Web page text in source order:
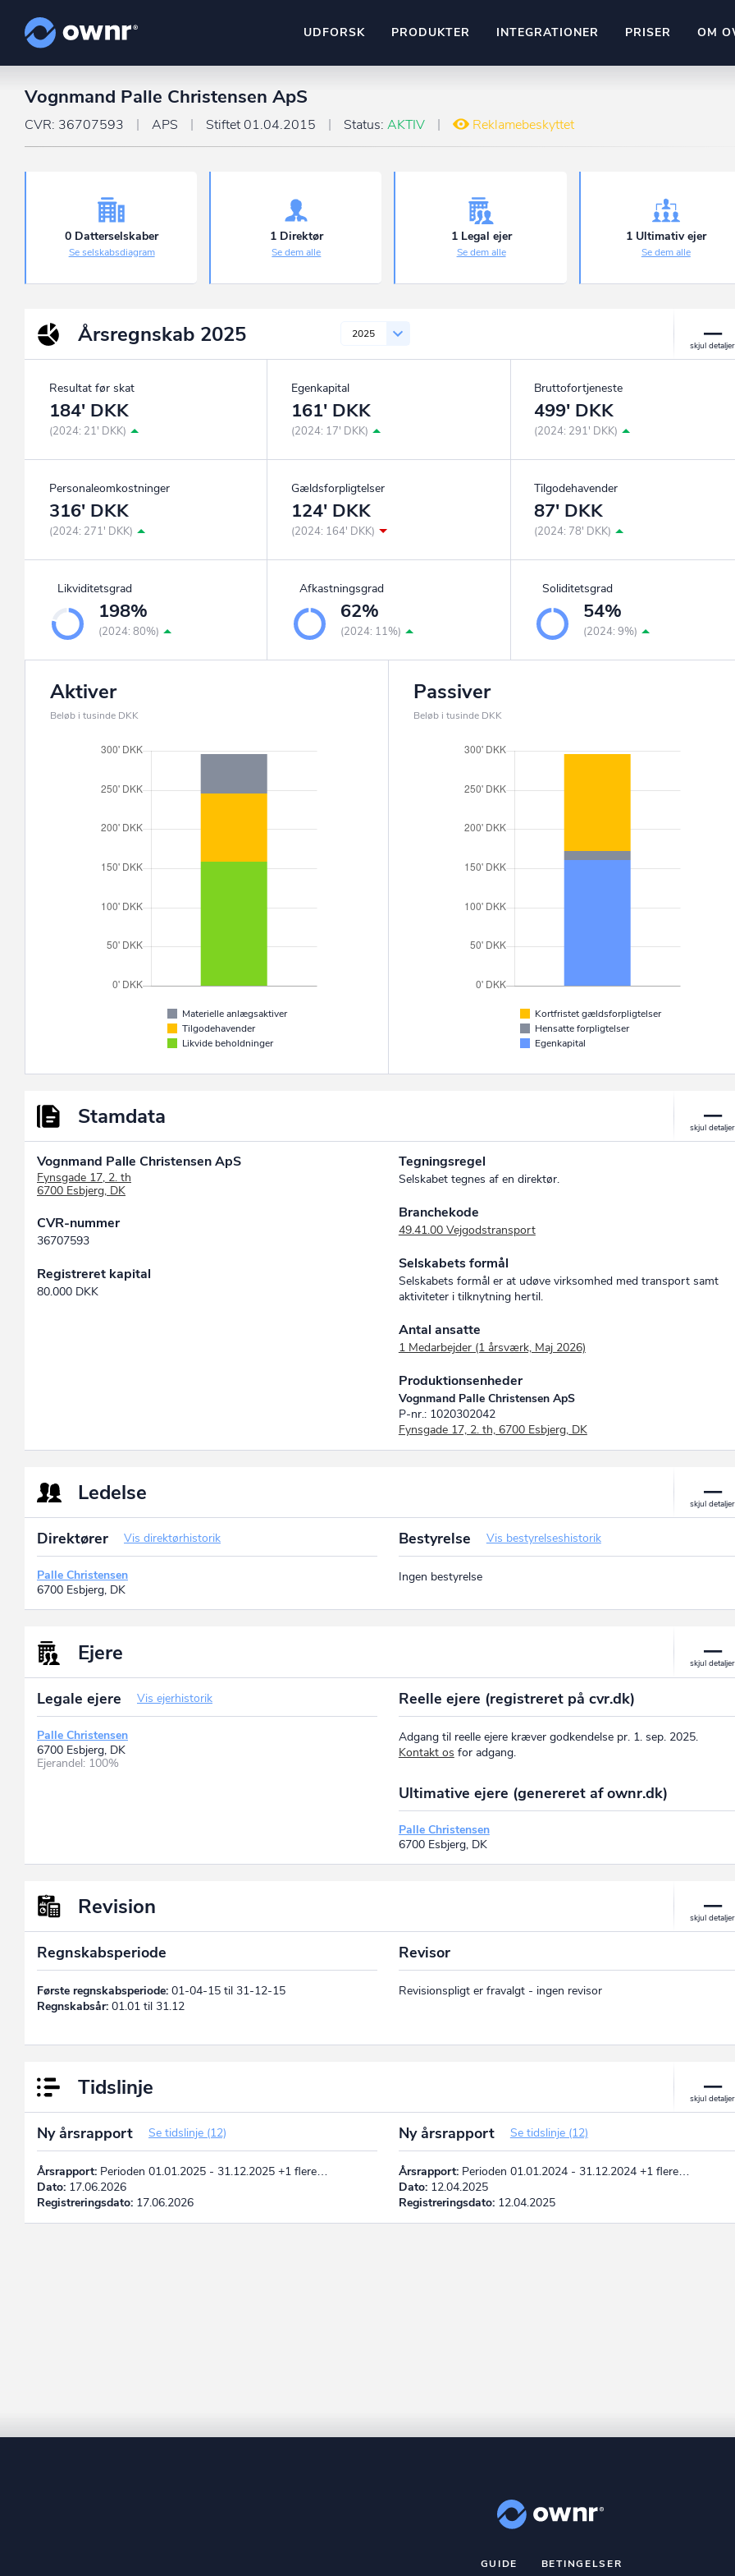
UDFORSK PRODUKTER
ownr Insights
Hold dig opdateret og compliant
ownr Pipeline
Identificer salgsklare kundeemner
INTEGRATIONER
Kun fantasien sætter grænsen
Ownr ajour goes supersonic
PRISER OM
Vognmand Palle Christensen ApS
CVR: 36707593 APS Stiftet 01.04.2015 Status: AKTIV Reklamebeskyttet
0 Datterselskaber
Se selskabsdiagram
1 Direktør
Se dem alle
1 Legal ejer
Se dem alle
1 Ultimativ ejer
Se dem alle
Årsregnskab 2025 2025
Resultat før skat
184' DKK
(2024: 21' DKK)
Egenkapital
161' DKK
(2024: 17' DKK)
Bruttofortjeneste
499' DKK
(2024: 291' DKK)
Personaleomkostninger
316' DKK
(2024: 271' DKK)
Gældsforpligtelser
124' DKK
(2024: 164' DKK)
Tilgodehavender
87' DKK
(2024: 78' DKK)
Likviditetsgrad
198%
(2024: 80%)
Afkastningsgrad
62%
(2024: 11%)
Soliditetsgrad
54%
(2024: 9%)
Aktiver
Beløb i tusinde DKK
Materielle anlægsaktiver
Tilgodehavender
Likvide beholdninger
Passiver
Beløb i tusinde DKK
Kortfristet gældsforpligtelser
Hensatte forpligtelser
Egenkapital
Stamdata
Vognmand Palle Christensen ApS
Fynsgade 17, 2. th
6700 Esbjerg, DK
CVR-nummer
36707593
Registreret kapital
80.000 DKK
Tegningsregel
Selskabet tegnes af en direktør.
Branchekode
49.41.00 Vejgodstransport
Selskabets formål
Selskabets formål er at udøve virksomhed med transport samt
aktiviteter i tilknytning hertil.
Antal ansatte
1 Medarbejder (1 årsværk, Maj 2026)
Produktionsenheder
Vognmand Palle Christensen ApS
P-nr.: 1020302042
Fynsgade 17, 2. th, 6700 Esbjerg, DK
Ledelse
Direktører Vis direktørhistorik
Palle Christensen
6700 Esbjerg, DK
Bestyrelse Vis bestyrelseshistorik
Ingen bestyrelse
Ejere
Legale ejere Vis ejerhistorik
Palle Christensen
6700 Esbjerg, DK
Ejerandel: 100%
Reelle ejere (registreret på cvr.dk)
Adgang til reelle ejere kræver godkendelse pr. 1. sep. 2025.
Kontakt os for adgang.
Ultimative ejere (genereret af ownr.dk)
Palle Christensen
6700 Esbjerg, DK
Revision
Regnskabsperiode
Første regnskabsperiode: 01-04-15 til 31-12-15
Regnskabsår: 01.01 til 31.12
Revisor
Revisionspligt er fravalgt - ingen revisor
Tidslinje
Ny årsrapport Se tidslinje (12)
Årsrapport: Perioden 01.01.2025 - 31.12.2025 +1 flere…
Dato: 17.06.2026
Registreringsdato: 17.06.2026
Ny årsrapport Se tidslinje (12)
Årsrapport:Perioden 01.01.2024 - 31.12.2024 +1 flere…
Dato:12.04.2025
Registreringsdato:12.04.2025
GUIDE BETINGELSER